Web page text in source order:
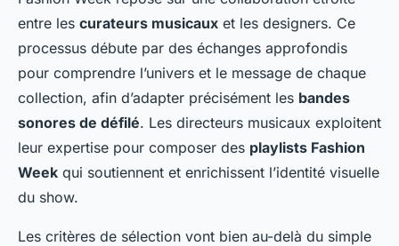
entre les curateurs musicaux et les designers. Ce
processus débute par des échanges approfondis
pour comprendre l’univers et le message de chaque
collection, afin d’adapter précisément les bandes
sonores de défilé. Les directeurs musicaux exploitent
leur expertise pour composer des playlists Fashion
Week qui soutiennent et enrichissent l’identité visuelle
du show.
Les critères de sélection vont bien au-delà du simple